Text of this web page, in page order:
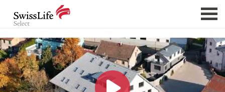
NABÍDKA NEMOVITOSTÍ
CHCI PRODAT / PRONAJMOUT